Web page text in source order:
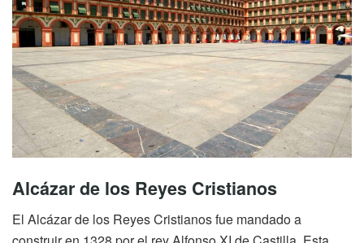
Alcázar de los Reyes Cristianos
El Alcázar de los Reyes Cristianos fue mandado a